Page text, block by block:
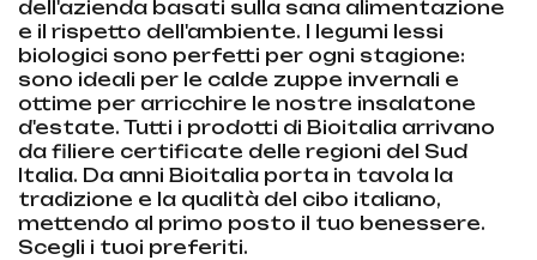
dell'azienda basati sulla sana alimentazione
e il rispetto dell'ambiente. I legumi lessi
biologici sono perfetti per ogni stagione:
sono ideali per le calde zuppe invernali e
ottime per arricchire le nostre insalatone
d'estate. Tutti i prodotti di Bioitalia arrivano
da filiere certificate delle regioni del Sud
Italia. Da anni Bioitalia porta in tavola la
tradizione e la qualità del cibo italiano,
mettendo al primo posto il tuo benessere.
Scegli i tuoi preferiti.